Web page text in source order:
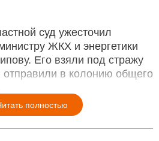
суд ужесточил
ЖКХ и энергетики
Его взяли под стражу
отправили в колонию общего
полностью